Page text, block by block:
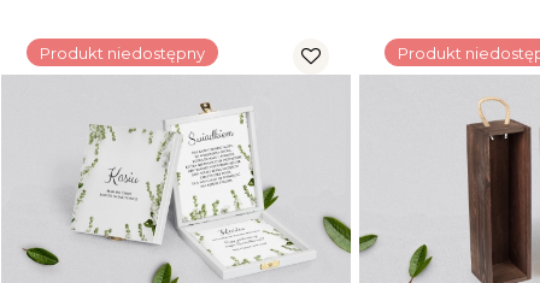
Produkt niedostępny Produkt